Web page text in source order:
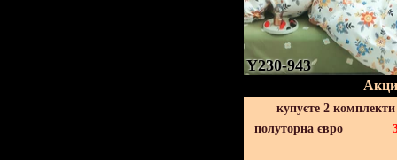
Y230-943
купуєте 2
полуторна євро